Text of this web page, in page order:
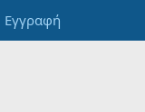
Εγγραφή